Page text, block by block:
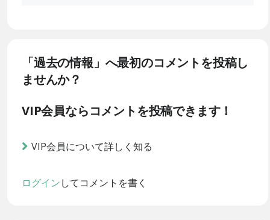
「過去の情報」へ最初のコメントを投稿し
ませんか？
VIP会員ならコメントを投稿できます！
VIP会員について詳しく知る
ログインしてコメントを書く